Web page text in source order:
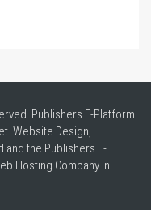
Publishers E-Platform
Website Design,
the Publishers E-
Hosting Company in